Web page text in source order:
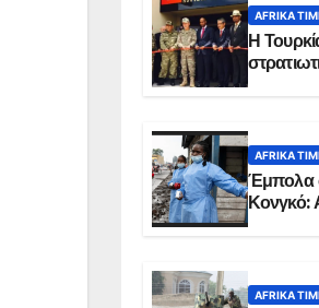
AFRIKA
Η
Σομαλία
AFRIKA
Έμπολα
Κονγκό:
για τη
AFRIKA